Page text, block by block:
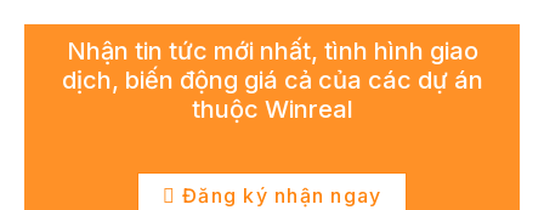
Nhận tin tức mới nhất, tình hình giao
dịch, biến động giá cả của các dự án
thuộc Winreal
Đăng ký nhận ngay